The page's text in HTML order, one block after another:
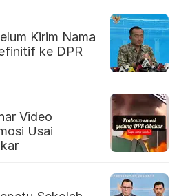
Kirim Nama
ke DPR
Video
Usai